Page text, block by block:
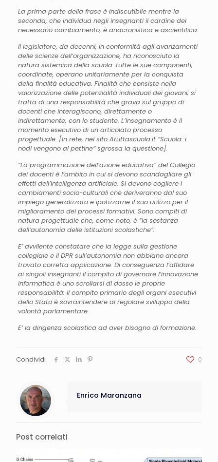
La prima parte della frase è indiscutibile mentre la
seconda, che individua negli insegnanti il cardine del
necessario cambiamento, è anacronistica e ascientifica.
Il legislatore, da decenni, in conformità agli avanzamenti
delle scienze dell’organizzazione, ha riconosciuto la
natura sistemica della scuola: tutte le sue componenti,
coordinate, operano unitariamente per la conquista
della finalità educativa. Finalità che consiste nella
valorizzazione delle potenzialità individuali dei giovani; si
tratta di una responsabilità che grava sul gruppo di
docenti che interagiscono, direttamente o
indirettamente, con lo studente. L’insegnamento è il
momento esecutivo di un articolato processo
progettuale. [In rete, nel sito Atuttascuola.it “Scuola: i
nodi vengono al pettine” sgrossa la questione].
“La programmazione dell’azione educativa” del Collegio
dei docenti è l’ambito in cui si devono scandagliare gli
effetti dell’intelligenza artificiale. Si devono cogliere i
cambiamenti socio-culturali che deriveranno dal suo
impiego generalizzato e ipotizzarne il suo utilizzo per il
miglioramento dei processi formativi. Sono compiti di
natura progettuale che, come noto, è “la sostanza
dell’autonomia delle istituzioni scolastiche”.
E’ avvilente constatare che la legge sulla gestione
collegiale e il DPR sull’autonomia non abbiano ancora
trovato corretta applicazione. Di conseguenza l’affidare
ai singoli insegnanti il compito di governare l’innovazione
informatica è uno scrollarsi di dosso le proprie
responsabilità: il compito primario degli organi esecutivi
dello Stato è sovraintendere al regolare sviluppo della
volontà parlamentare.
E’ la dirigenza scolastica ad aver bisogno di formazione.
Condividi 0
Enrico Maranzana
Post correlati